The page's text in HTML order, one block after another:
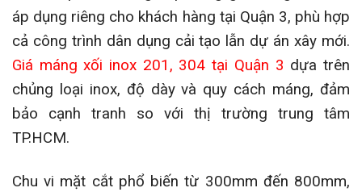
áp dụng riêng cho khách hàng tại Quận 3, phù hợp
cả công trình dân dụng cải tạo lẫn dự án xây mới.
Giá máng xối inox 201, 304 tại Quận 3 dựa trên
chủng loại inox, độ dày và quy cách máng, đảm
bảo cạnh tranh so với thị trường trung tâm
TP.HCM.
Chu vi mặt cắt phổ biến từ 300mm đến 800mm,